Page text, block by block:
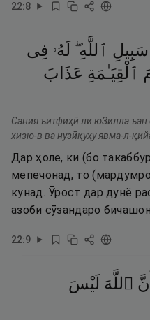
22:8
سَبِيلِ ٱللَّهِ ۖ لَهُۥ فِى
ٱلْقِيَـٰمَةِ عَذَابَ
Сания ъитфиҳӣ ли юЗилла
хизю-в ва нузӣқуҳу явма-л-
Дар ҳоле, ки (бо
мепечонад, то
кунад. Ӯрост дар дунё
азоби сӯзандаро
22:9
ٱللَّهَ لَيْسَ